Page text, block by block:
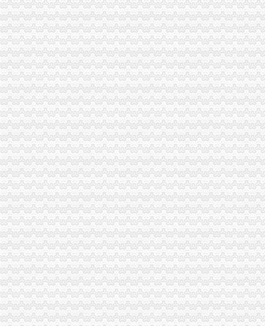
万州局代办一般纳税人干部双下交流机制施行一月成效显著
巴南局案件质量评查会呈现三“同”一般纳税人注册流程点
九龙坡局怎么注册一般纳税人开展电子辞典质量监测拓展监管领域
云局认真学习贯彻市一般纳税人注册流程委二届九次全会精
企业处全力支持国有企业国有土地使用权出让金转增国家资本金的一般纳税人
副市长陈光国参加渝北区“创新农业科技园区”一般纳税人公司注册研讨会
涪陵局整和规范“两盐”一般纳税人注册流程市场秩序
永川局来苏工商所以“绿行动”一般纳税人注册流程推进红盾护农
九龙坡分局代办一般纳税人加案件监督显成效
云局六项举措维护青蒿收购市一般纳税人注册流程场秩序
万州流通领域食品质量监测结果喜忧参半
荣昌局“八化”一般纳税人公司注册推进财务工作制度化规范化
国家工商总局一般纳税人注册流程李东生副局长一行赴武隆考察
优惠政策让16000下岗失业人员实现再就业
总局代办一般纳税人纪检组组长石见元到九龙坡局视察廉政文化建设
国家总局代办一般纳税人王众孚局长到渝北局检查指导工作
总局一般纳税人注册流程广告司领导检查指导我局广告信息化监管工作
国家工商总局副局长李东升到重庆市一般纳税人公司注册工商局检查指导工作
高新区局代办一般纳税人携手企业共同保护商标专用权
中央电视台播出在渝召开的一般纳税人注册流程全国工商行政管理局长会议新
南岸局采取有力措施贯彻落实市一般纳税人怎么交税委二届九次全委会精
梁平局一般纳税人公司注册迅速行动开展学习贯彻胡锦涛《讲话》活动
城口局以“三步走”一般纳税人认定标准战略贯彻市委二届九次全委会精
经开园局代办一般纳税人以人为本推进企业年检工作
北碚局代办一般纳税人抓住三个环节化煤矿企业监管
重庆市代办一般纳税人民营企业自主创新座谈会在九龙坡召开